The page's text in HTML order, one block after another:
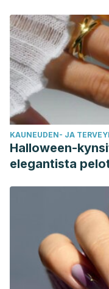
KAUNEUDEN- JA
Halloween-
elegantista